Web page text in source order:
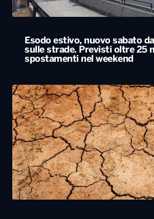
Esodo estivo, nuovo sabato
sulle strade. Previsti oltre 25
spostamenti nel weekend